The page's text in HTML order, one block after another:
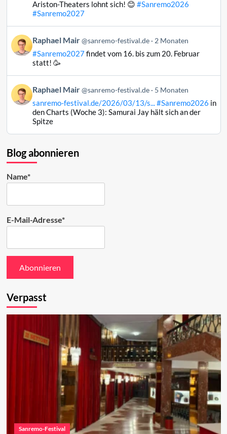
ansehen
Ariston-Theaters lohnt sich! 😊 #Sanremo2026
#Sanremo2027
Beitrag
von
Raphael
Bluesky
ansehen
Raphael Mair @sanremo-festival.de 2 Monaten
#Sanremo2027findet vom 16. bis zum 20. Februar
statt! 🥳
Beitrag
von
Raphael
ansehen
Raphael Mair @sanremo-festival.de 5 Monaten
sanremo-festival.de/2026/03/13/s...#Sanremo2026 in
den Charts (Woche 3): Samurai Jay hält sich an der
Spitze
Blog abonnieren
Name*
E-Mail-Adresse*
Verpasst
Sanremo-Festival